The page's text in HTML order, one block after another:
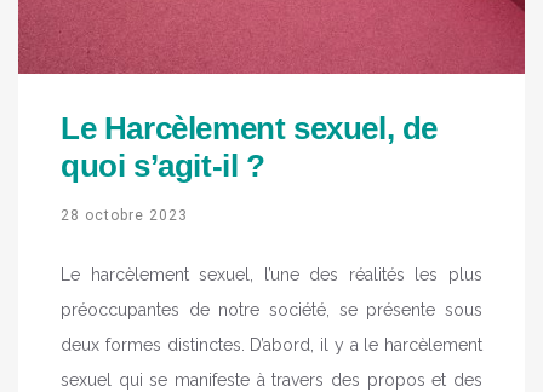
Le Harcèlement sexuel, de
quoi s’agit-il ?
28 octobre 2023
Le harcèlement sexuel, l’une des réalités les plus
préoccupantes de notre société, se présente sous
deux formes distinctes. D’abord, il y a le harcèlement
sexuel qui se manifeste à travers des propos et des